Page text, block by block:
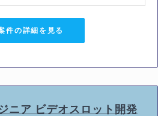
件の詳細を見る
ニア ビデオスロット開発